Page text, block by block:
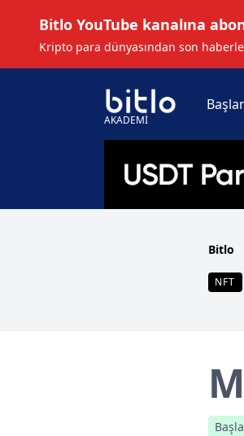
Bitlo YouTube kanalına
Kripto para dünyasından son
AKADEMİ
Bitlo
NFT